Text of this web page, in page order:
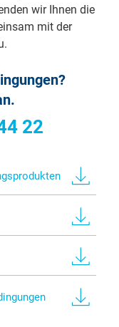
wir Ihnen die
mit der
22